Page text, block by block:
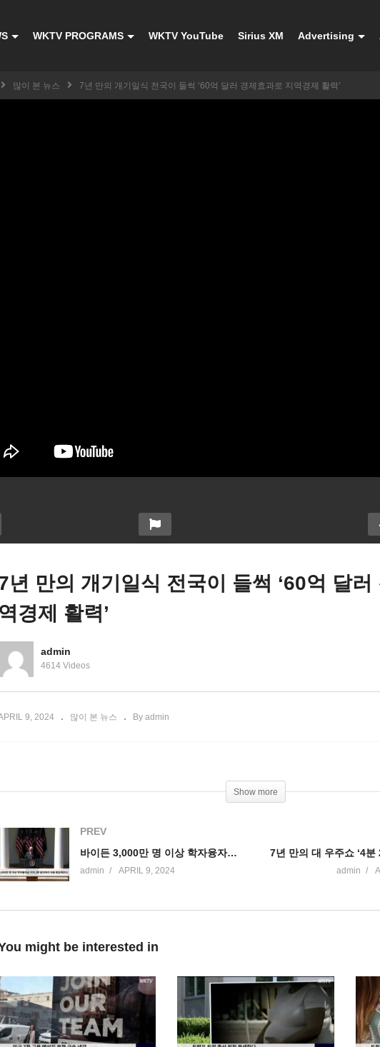
WKTV PROGRAMS WKTV YouTube Sirius XM Advertising
많이 본 뉴스 7년 만의 개기일식 전국이 들썩 ‘60억 달러 경제효과로 지역경제 활력’
묘한 선택-정권 심
년 만의 개기일식 전국이 들썩 ‘60억 달러
역경제 활력’
admin
4614 Videos
9, 2024 많이 본 뉴스 By admin
Show more
PREV
바이든 3,000만 명 이상 학자융자금 이자 2만 달러까지 자동 탕감해준다
admin APRIL 9, 2024 admin
might be interested in